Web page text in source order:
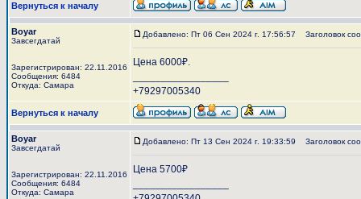
Вернуться к началу
Boyar
Завсегдатай
Зарегистрирован: 22.11.2016
Сообщения: 6484
Откуда: Самара
Добавлено: Пт 06 Сен 2024 г. 17:56:57 Заголовок
Цена 6000₽.
+79297005340
Вернуться к началу
Boyar
Завсегдатай
Зарегистрирован: 22.11.2016
Сообщения: 6484
Откуда: Самара
Добавлено: Пт 13 Сен 2024 г. 19:33:59 Заголовок
Цена 5700₽